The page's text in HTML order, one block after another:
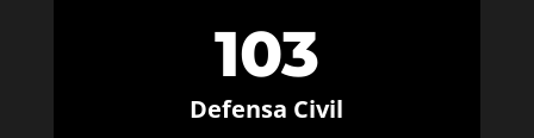
103
Defensa Civil